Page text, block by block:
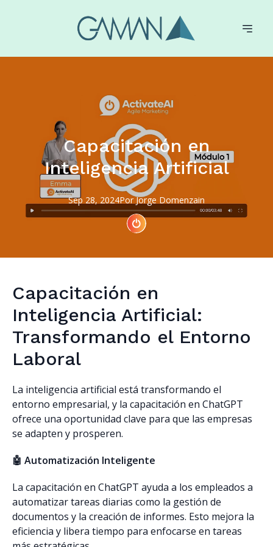
Capacitación en
Inteligencia Artificial
Sep 28, 2024Por Jorge Domenzain
Capacitación en
Inteligencia Artificial:
Transformando el Entorno
Laboral
La inteligencia artificial está transformando el
entorno empresarial, y la capacitación en ChatGPT
ofrece una oportunidad clave para que las empresas
se adapten y prosperen.
🤖 Automatización Inteligente
La capacitación en ChatGPT ayuda a los empleados a
automatizar tareas diarias como la gestión de
documentos y la creación de informes. Esto mejora la
eficiencia y libera tiempo para enfocarse en tareas